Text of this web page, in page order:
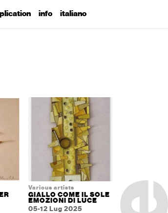
info italiano
Various artists
GIALLO COME IL SOLE
EMOZIONI DI LUCE
05-12 Lug 2025